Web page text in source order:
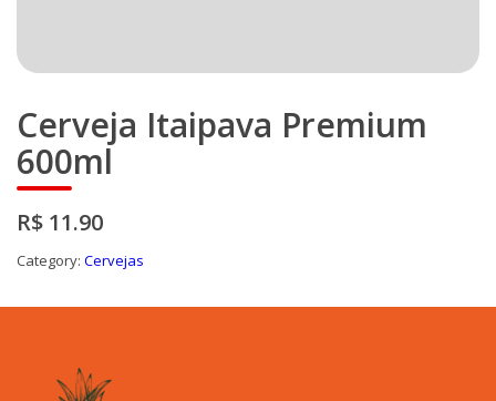
Cerveja Itaipava Premium
600ml
R$ 11.90
Category: Cervejas